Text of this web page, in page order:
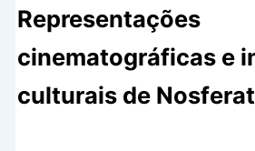
Representações
cinematográficas e
culturais de